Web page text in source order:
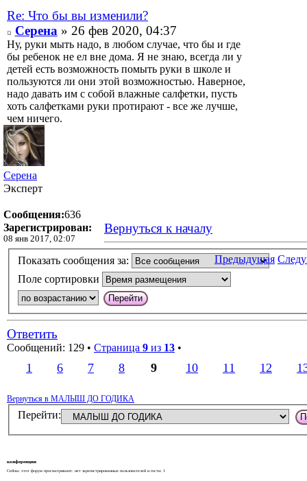
Re: Что бы вы изменили?
Серена » 26 фев 2020, 04:37
Ну, руки мыть надо, в любом случае, что бы и где
бы ребенок не ел вне дома. Я не знаю, всегда ли у
детей есть возможность помыть руки в школе и
пользуются ли они этой возможностью. Наверное,
надо давать им с собой влажные салфетки, пусть
хоть салфетками руки протирают - все же лучше,
чем ничего.
Серена
Эксперт
Сообщения:636
Зарегистрирован:
08 янв 2017, 02:07
Вернуться к началу
Предыдущая
Показать сообщения за:
Поле сортировки
Ответить
Сообщений: 129 • Страница 9 из 13 •
1 6 7 8 9 10 11 12
Вернуться в МАЛЫШ ДО ГОДИКА
Перейти:
конференции
Сейчас этот форум просматривают: нет зарегистрированных пользователей и гости: 1